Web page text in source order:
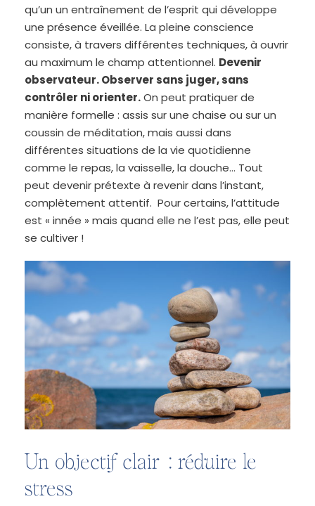
qu’un un entraînement de l’esprit qui développe
une présence éveillée. La pleine conscience
consiste, à travers différentes techniques, à ouvrir
au maximum le champ attentionnel. Devenir
observateur. Observer sans juger, sans
contrôler ni orienter.On peut pratiquer de
manière formelle : assis sur une chaise ou sur un
coussin de méditation, mais aussi dans
différentes situations de la vie quotidienne
comme le repas, la vaisselle, la douche… Tout
peut devenir prétexte à revenir dans l’instant,
complètement attentif. Pour certains, l’attitude
est « innée » mais quand elle ne l’est pas, elle peut
se cultiver !
Un objectif clair : réduire le
stress